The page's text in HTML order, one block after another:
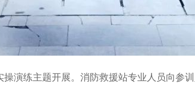
演练主题开展。消防救援站专业人员向参训